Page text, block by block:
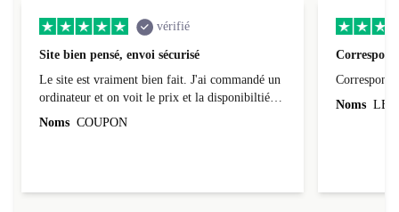
vérifié
Site bien pensé, envoi sécurisé
Le site est vraiment bien fait. J'ai commandé un
ordinateur et on voit le prix et la disponibiltié
évoluer au fil des caractéristiques choisies.
Noms COUPON
Correspond
Noms LEO